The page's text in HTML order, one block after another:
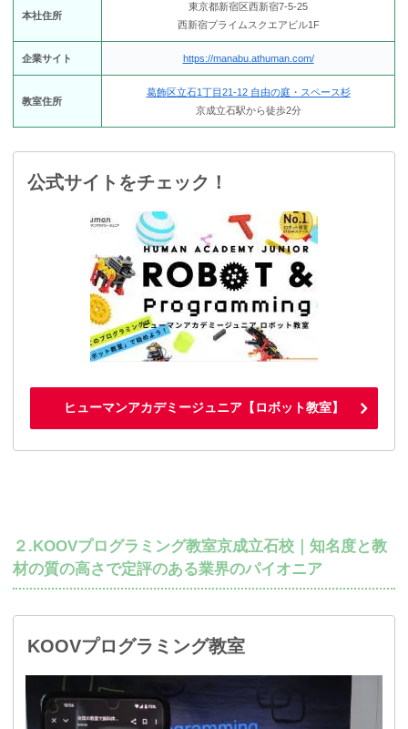
本社住所
東京都新宿区西新宿7-5-25
西新宿プライムスクエアビル1F
企業サイト https://manabu.athuman.com/
教室住所
葛飾区立石1丁目21-12 自由の庭・スペース杉
京成立石駅から徒歩2分
公式サイトをチェック！
ヒューマンアカデミージュニア【ロボット教室】
２.KOOVプログラミング教室京成立石校｜知名度と教
材の質の高さで定評のある業界のパイオニア
KOOVプログラミング教室